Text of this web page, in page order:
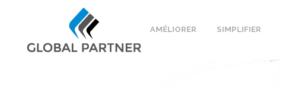
AMÉLIORER SIMPLIFIER